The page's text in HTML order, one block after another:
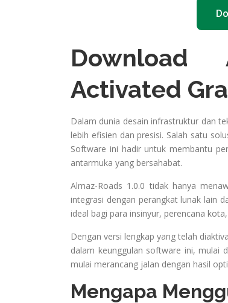
Download
Activated
Dalam dunia desain infrastruktur dan
lebih efisien dan presisi. Salah satu
Software ini hadir untuk membantu
antarmuka yang bersahabat.
Almaz-Roads 1.0.0 tidak hanya
integrasi dengan perangkat lunak lain
ideal bagi para insinyur, perencana
Dengan versi lengkap yang telah
dalam keunggulan software ini, mulai
mulai merancang jalan dengan hasil
Mengapa